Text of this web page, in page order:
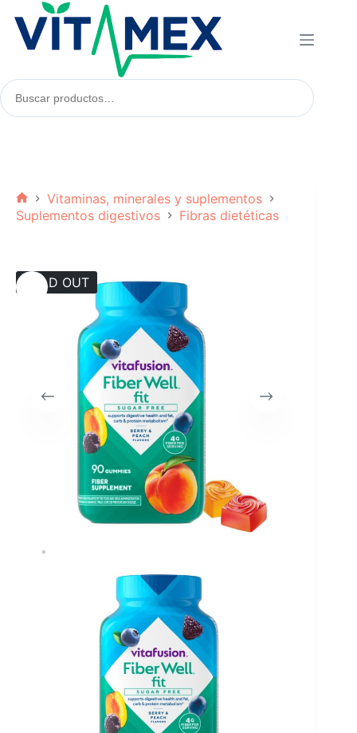
contenido
Buscar
productos:
Inicio
Vitaminas, minerales y suplementos
Suplementos digestivos
Fibras dietéticas
SOLD OUT